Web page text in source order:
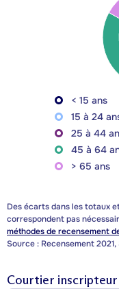
< 15 ans
15 à 24
25 à 44
45 à 64
> 65 ans
Des écarts dans les totaux
correspondent pas
méthodes de recensement
Source : Recensement
Courtier inscripteur